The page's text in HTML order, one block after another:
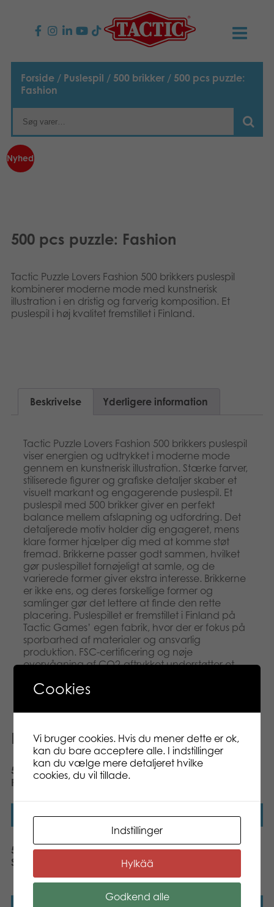
PRODUKTER
Børnespil
Bøger
Applikationer
TACTIC
KONTAKTER
Nederlands
Français
Svenska
Forside / Puslespil / 500 brikker / 500 pcs puzzle:
Fashion
Nyhed
500 pcs puzzle: Fashion
Tactic Puzzle Lovers Fashion 500 brikkers puslespil
kombinerer moderne mode med kunstnerisk
illustration i en dristig og farverig komposition. Et
puslespil i høj kvalitet fremstillet i Finland.
Beskrivelse Yderligere information
Tactic Puzzle Lovers Fashion 500 brikkers puslespil
viser energien og udtrykket i moderne mode
gennem en kunstnerisk illustration. Stærke farver,
stiliserede figurer og grafiske detaljer skaber et
visuelt markant og engagerende puslespil. Et
puslespil med 500 brikker giver en perfekt
balance mellem afslapning og udfordring. Det
detaljerede motiv holder dig engageret, mens
klare former hjælper dig med at komme støt
fremad. Brikkerne passer godt sammen, hvilket
gør puslespillet fornøjeligt at samle, og de
varierede former giver ekstra interesse. Brikkerne
er ikke ens, og deres forskellige former og
samlinger gør det lettere at finde den rette
placering. Puslespillet er fremstillet i Finland på
Tactic Games’ egen fabrik, hvor der er fokus på
sporbarhed af materialer og ansvarlig
produktion. FSC-certificering og nøje
overvågning af CO2-aftrykket understøtter et
Relaterede varer
Nyhed
500 pcs puzzle: Vintage
Paper Dolls
Læs mere
500 pcs puzzle: Baby
Læs mere
500 pcs puzzle: Dornie
Scotland
Tactic Puzzle Lovers Old
Mills and Tulips 500 pcs
puzzle
Cookies
Vi bruger cookies. Hvis du mener dette er ok,
kan du bare acceptere alle. I indstillinger
kan du vælge mere detaljeret hvilke
cookies, du vil tillade.
Indstillinger
Hylkää
Godkend alle